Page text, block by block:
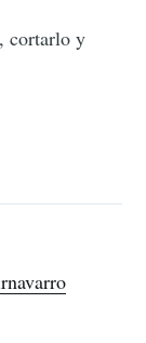
cortarlo y